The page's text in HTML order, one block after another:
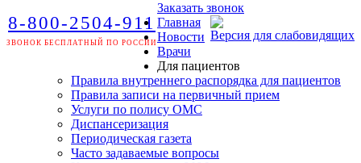
8-800-2504-911
ЗВОНОК БЕСПЛАТНЫЙ ПО РОССИИ
Заказать звонок
Версия для слабовидящих
Главная
Новости
Врачи
Для пациентов
Правила внутреннего распорядка для пациентов
Правила записи на первичный прием
Услуги по полису ОМС
Диспансеризация
Периодическая газета
Часто задаваемые вопросы